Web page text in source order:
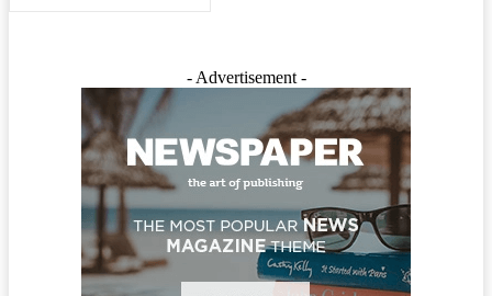
- Advertisement -